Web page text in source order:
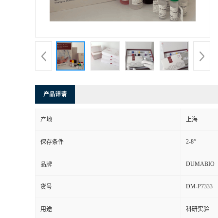
产品详请
产地 上海
保存条件 2-8°
品牌 DUMABIO
货号 DM-P7333
用途 科研实验